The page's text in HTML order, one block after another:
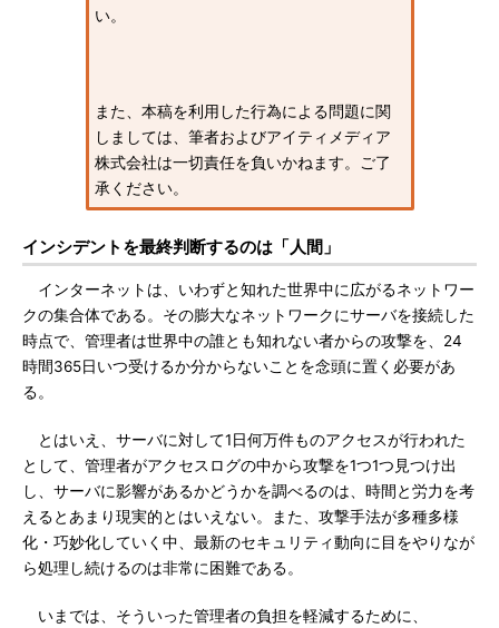
い。
また、本稿を利用した行為による問題に関
しましては、筆者およびアイティメディア
株式会社は一切責任を負いかねます。ご了
承ください。
インシデントを最終判断するのは「人間」
インターネットは、いわずと知れた世界中に広がるネットワー
クの集合体である。その膨大なネットワークにサーバを接続した
時点で、管理者は世界中の誰とも知れない者からの攻撃を、24
時間365日いつ受けるか分からないことを念頭に置く必要があ
る。
とはいえ、サーバに対して1日何万件ものアクセスが行われた
として、管理者がアクセスログの中から攻撃を1つ1つ見つけ出
し、サーバに影響があるかどうかを調べるのは、時間と労力を考
えるとあまり現実的とはいえない。また、攻撃手法が多種多様
化・巧妙化していく中、最新のセキュリティ動向に目をやりなが
ら処理し続けるのは非常に困難である。
いまでは、そういった管理者の負担を軽減するために、